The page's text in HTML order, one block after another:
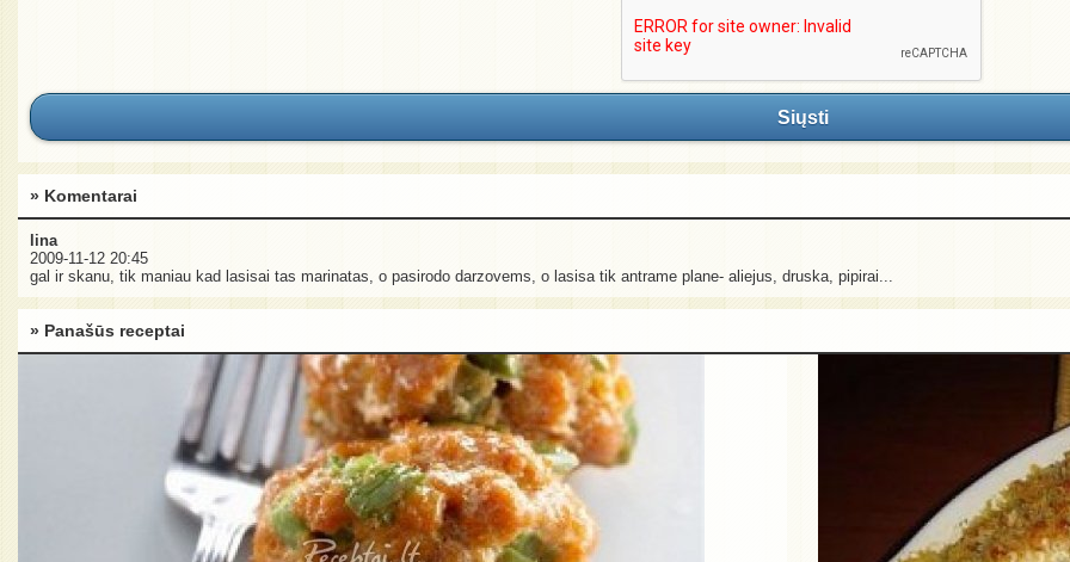
Siųsti
» Komentarai
lina
2009-11-12 20:45
gal ir skanu, tik maniau kad lasisai tas marinatas, o pasirodo darzovems, o lasisa tik antrame plane- aliejus, druska, pipirai...
» Panašūs receptai